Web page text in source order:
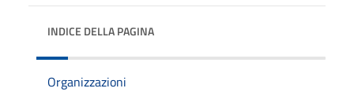
INDICE DELLA PAGINA
Organizzazioni